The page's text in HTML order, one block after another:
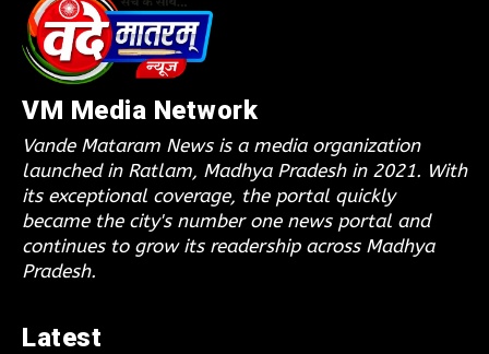
VM Media Network
Vande Mataram News is a media organization
launched in Ratlam, Madhya Pradesh in 2021. With
its exceptional coverage, the portal quickly
became the city's number one news portal and
continues to grow its readership across Madhya
Pradesh.
Latest